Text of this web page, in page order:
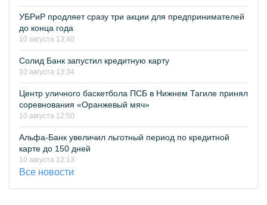
УБРиР продляет сразу три акции для предпринимателей
до конца года
10 августа 13:40
Солид Банк запустил кредитную карту
10 августа 13:34
Центр уличного баскетбола ПСБ в Нижнем Тагиле принял
соревнования «Оранжевый мяч»
10 августа 12:50
Альфа-Банк увеличил льготный период по кредитной
карте до 150 дней
10 августа 12:13
Все новости